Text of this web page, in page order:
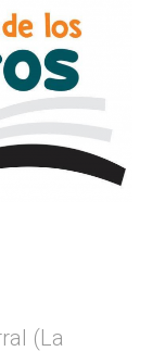
(La